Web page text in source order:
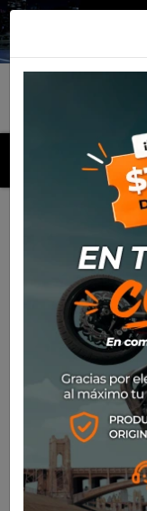
MENU
Productos
Protecciones